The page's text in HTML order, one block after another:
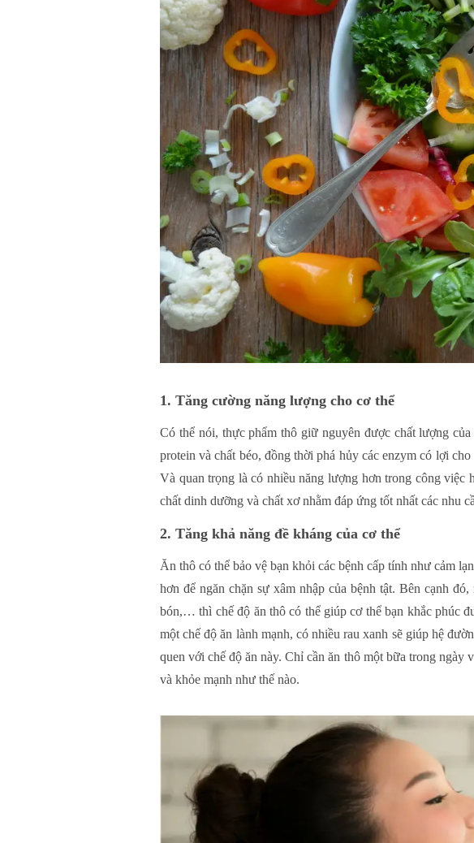
1. Tăng cường năng lượng cho cơ thể
Có thể nói, thực phẩm thô giữ nguyên được chất lượng
protein và chất béo, đồng thời phá hủy các enzym có lợi
Và quan trọng là có nhiều năng lượng hơn trong công việc
chất dinh dưỡng và chất xơ nhằm đáp ứng tốt nhất các nhu
2. Tăng khả năng đề kháng của cơ thể
Ăn thô có thể bảo vệ bạn khỏi các bệnh cấp tính như cảm
hơn để ngăn chặn sự xâm nhập của bệnh tật. Bên cạnh
bón,… thì chế độ ăn thô có thể giúp cơ thể bạn khắc phúc
một chế độ ăn lành mạnh, có nhiều rau xanh sẽ giúp hệ
quen với chế độ ăn này. Chỉ cần ăn thô một bữa trong ngày
và khỏe mạnh như thế nào.